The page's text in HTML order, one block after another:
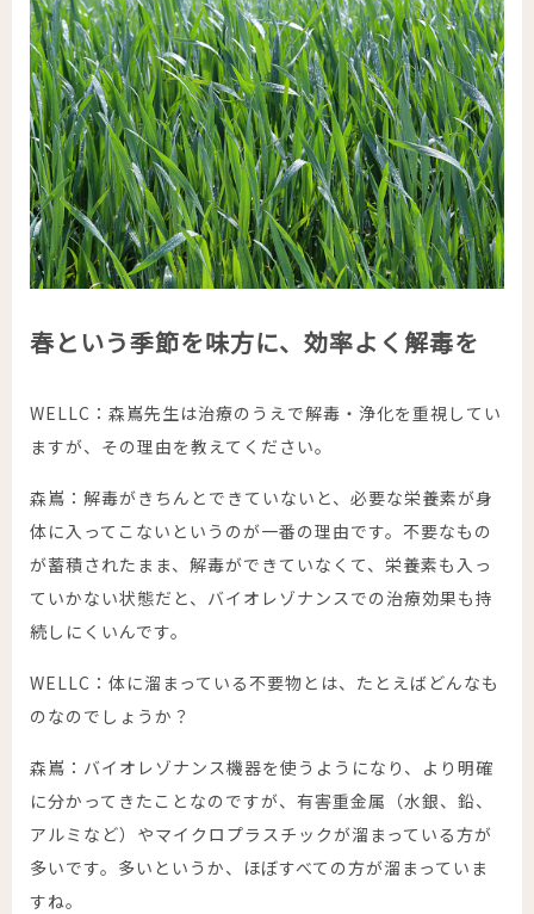
春という季節を味方に、効率よく解毒を
WELLC：森嶌先生は治療のうえで解毒・浄化を重視してい
ますが、その理由を教えてください。
森嶌：解毒がきちんとできていないと、必要な栄養素が身
体に入ってこないというのが一番の理由です。不要なもの
が蓄積されたまま、解毒ができていなくて、栄養素も入っ
ていかない状態だと、バイオレゾナンスでの治療効果も持
続しにくいんです。
WELLC：体に溜まっている不要物とは、たとえばどんなも
のなのでしょうか？
森嶌：バイオレゾナンス機器を使うようになり、より明確
に分かってきたことなのですが、有害重金属（水銀、鉛、
アルミなど）やマイクロプラスチックが溜まっている方が
多いです。多いというか、ほぼすべての方が溜まっていま
すね。